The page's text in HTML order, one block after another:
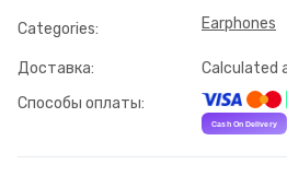
Categories: Earphones
Доставка:
Calculated
Способы оплаты: